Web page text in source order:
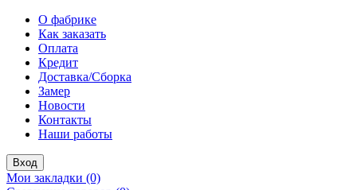
О фабрике
Как заказать
Оплата
Кредит
Доставка/Сборка
Замер
Новости
Контакты
Наши работы
Вход
Мои закладки (0)